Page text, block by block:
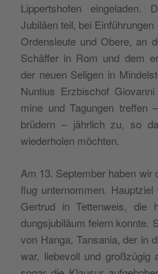
Lip­pertshofen
Jubiläen teil, bei
Ordensleute und Obere, an
Schäf­fer in Rom und dem
der neuen Seli­gen in
Nun­tius Erzbischof
mine und Tagun­gen
brüdern – jährlich zu, so
wieder­holen möchten.
Am 13. Sep­tem­ber haben
flug unter­nom­men.
Gertrud in Tet­ten­weis, die
dungsju­biläum feiern kon­nte.
von Hanga, Tansa­nia, der in
war, liebevoll und großzügig